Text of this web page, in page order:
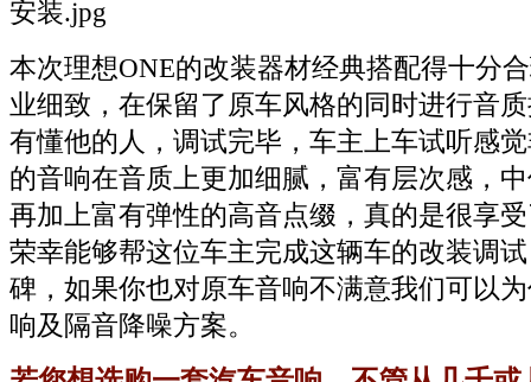
本次理想ONE的改装器材经典搭配得十分
业细致，在保留了原车风格的同时进行音
有懂他的人，调试完毕，车主上车试听感
的音响在音质上更加细腻，富有层次感，
再加上富有弹性的高音点缀，真的是很享
荣幸能够帮这位车主完成这辆车的改装调
碑，如果你也对原车音响不满意我们可以
响及隔音降噪方案。